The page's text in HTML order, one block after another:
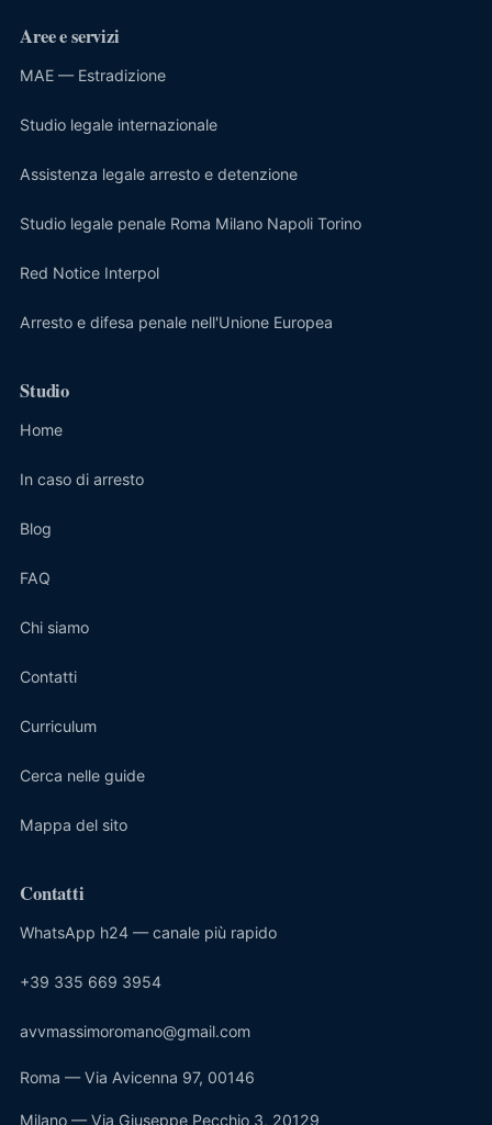
Aree e servizi
MAE — Estradizione
Studio legale internazionale
Assistenza legale arresto e detenzione
Studio legale penale Roma Milano Napoli Torino
Red Notice Interpol
Arresto e difesa penale nell'Unione Europea
Studio
Home
In caso di arresto
Blog
FAQ
Chi siamo
Contatti
Curriculum
Cerca nelle guide
Mappa del sito
Contatti
WhatsApp h24 — canale più rapido
+39 335 669 3954
avvmassimoromano@gmail.com
Roma — Via Avicenna 97, 00146
Milano — Via Giuseppe Pecchio 3, 20129